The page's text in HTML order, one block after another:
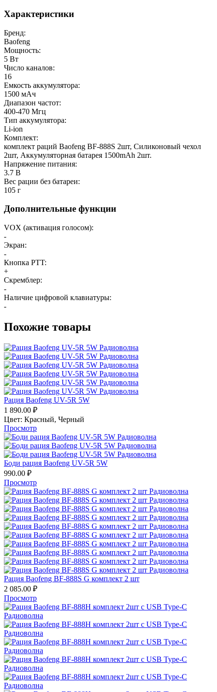
Характеристики
Бренд:
Baofeng
Мощность:
5 Вт
Число каналов:
16
Емкость аккумулятора:
1500 мАч
Диапазон частот:
400-470 Мгц
Тип аккумулятора:
Li-ion
Комплект:
комплект раций Baofeng BF-888S 2шт, Силиконовый чехол
2шт, Аккумуляторная батарея 1500mAh 2шт.
Напряжение питания:
3.7 В
Вес рации без батареи:
105 г
Дополнительные функции
VOX (активация голосом):
-
Экран:
-
Кнопка PTT:
+
Скремблер:
-
Наличие цифровой клавиатуры:
-
Похожие товары
Рация Baofeng UV-5R 5W
1 890.00 ₽
Цвет: Красный, Черный
Просмотр
Боди рация Baofeng UV-5R 5W
990.00 ₽
Просмотр
Рация Baofeng BF-888S G комплект 2 шт
2 085.00 ₽
Просмотр